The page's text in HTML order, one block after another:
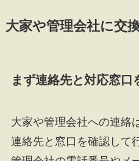
大家や管理会社に交
まず連絡先と対応窓口
大家や管理会社への連絡
連絡先と窓口を確認して